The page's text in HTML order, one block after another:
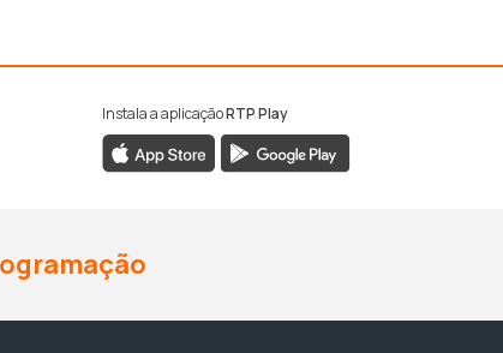
Instala a aplicaçãoRTP Play